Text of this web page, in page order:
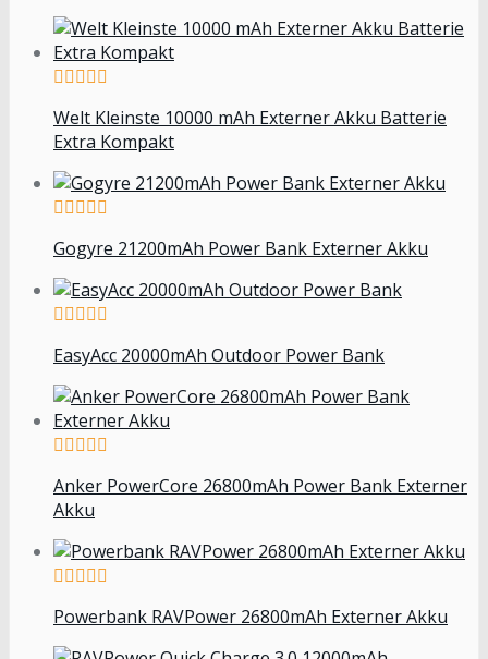
Welt Kleinste 10000 mAh Externer Akku Batterie
Extra Kompakt
Gogyre 21200mAh Power Bank Externer Akku
EasyAcc 20000mAh Outdoor Power Bank
Anker PowerCore 26800mAh Power Bank Externer
Akku
Powerbank RAVPower 26800mAh Externer Akku